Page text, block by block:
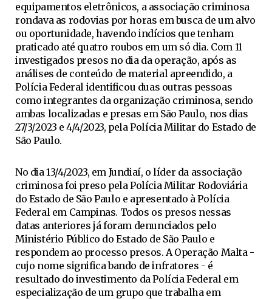
equipamentos eletrônicos, a associação criminosa
rondava as rodovias por horas em busca de um alvo
ou oportunidade, havendo indícios que tenham
praticado até quatro roubos em um só dia. Com 11
investigados presos no dia da operação, após as
análises de conteúdo de material apreendido, a
Polícia Federal identificou duas outras pessoas
como integrantes da organização criminosa, sendo
ambas localizadas e presas em São Paulo, nos dias
27/3/2023 e 4/4/2023, pela Polícia Militar do Estado de
São Paulo.
No dia 13/4/2023, em Jundiaí, o líder da associação
criminosa foi preso pela Polícia Militar Rodoviária
do Estado de São Paulo e apresentado à Polícia
Federal em Campinas. Todos os presos nessas
datas anteriores já foram denunciados pelo
Ministério Público do Estado de São Paulo e
respondem ao processo presos. A Operação Malta -
cujo nome significa bando de infratores - é
resultado do investimento da Polícia Federal em
especialização de um grupo que trabalha em